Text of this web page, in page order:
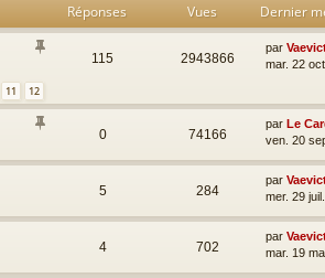
Réponses Vues Dernier
11 12
115 2943866
par
mar. 22
0 74166
par Le
ven. 20
5 284
par
mer. 29
4 702
par
mar. 19